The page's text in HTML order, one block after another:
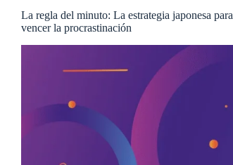
La regla del minuto: La estrategia japonesa para
vencer la procrastinación